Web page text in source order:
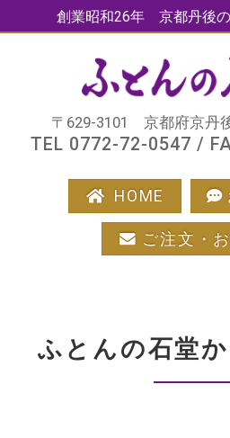
創業昭和26年 京都丹後
〒629-3101 京都府京丹
TEL 0772-72-0547 /
HOME
ご注文・
ふとんの石堂